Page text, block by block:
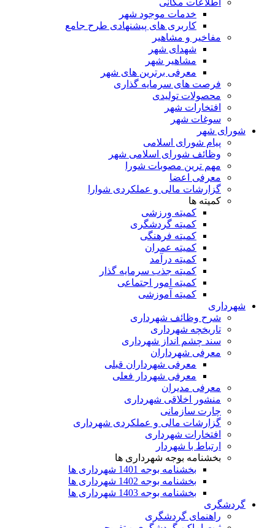
اطلاعات مکانی
خدمات موجود شهر
کاربری های پیشنهادی طرح جامع
مفاخیر و مشاهیر
شهدای شهر
مشاهیر شهر
معرفی برترین های شهر
فرصت های سرمایه گذاری
محصولات تولیدی
افتخارات شهر
سوغات شهر
شورای شهر
پیام شورای اسلامی
وظائف شورای اسلامی شهر
مهم ترین مصوبات شورا
معرفی اعضا
گزارشات مالی و عملکردی شوارا
کمیته ها
کمیته ورزشی
کمیته گردشگری
کمیته فرهنگی
کمیته عمران
کمیته درآمد
کمیته جذب سرمایه گذار
کمیته امور اجتماعی
کمیته آموزشی
شهرداری
شرح وظائف شهرداری
تاریخچه شهرداری
سند چشم انداز شهرداری
معرفی شهرداران
معرفی شهرداران قبلی
معرفی شهردار فعلی
معرفی مدیران
منشور اخلاقی شهرداری
چارت سازمانی
گزارشات مالی و عملکردی شهرداری
افتخارات شهرداری
ارتباط با شهردار
بخشنامه بوجه شهرداری ها
بخشنامه بوجه 1401 شهرداری ها
بخشنامه بوجه 1402 شهرداری ها
بخشنامه بوجه 1403 شهرداری ها
گردشگری
راهنمای گردشگری